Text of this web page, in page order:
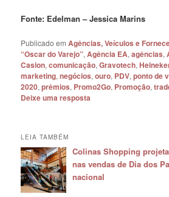
Fonte: Edelman – Jessica Marins
Publicado em Agências, Veículos e
“Oscar do Varejo”,Agência EA,agências,
Casion,comunicação,Gravotech,
marketing,negócios,ouro, PDV,ponto de
2020,prêmios, Promo2Go, Promoção,
Deixe uma resposta
LEIA TAMBÉM
Colinas Shopping
nas vendas de Dia dos
nacional